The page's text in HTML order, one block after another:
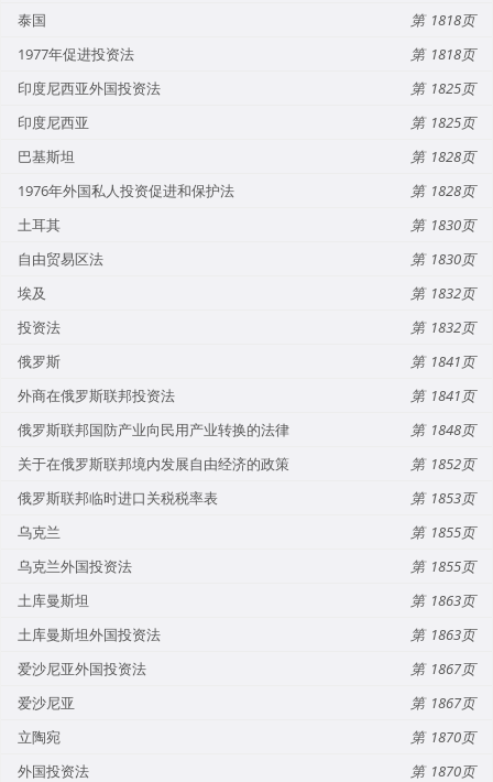
泰国
1818
1977年促进投资法
1818
印度尼西亚外国投资法
1825
印度尼西亚
1825
巴基斯坦
1828
1976年外国私人投资促进和保护法
1828
土耳其
1830
自由贸易区法
1830
埃及
1832
投资法
1832
俄罗斯
1841
外商在俄罗斯联邦投资法
1841
俄罗斯联邦国防产业向民用产业转换的法律
1848
关于在俄罗斯联邦境内发展自由经济的政策
1852
俄罗斯联邦临时进口关税税率表
1853
乌克兰
1855
乌克兰外国投资法
1855
土库曼斯坦
1863
土库曼斯坦外国投资法
1863
爱沙尼亚外国投资法
1867
爱沙尼亚
1867
立陶宛
1870
外国投资法
1870